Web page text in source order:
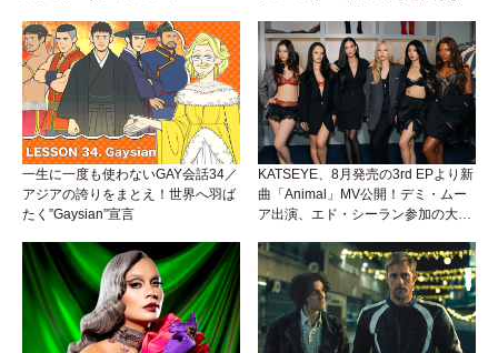
一生に一度も使わないGAY会話34／
アジアの誇りをまとえ！世界へ羽ば
たく”Gaysian”宣言
KATSEYE、8月発売の3rd EPより新
曲「Animal」MV公開！デミ・ムー
ア出演、エド・シーラン参加の大胆